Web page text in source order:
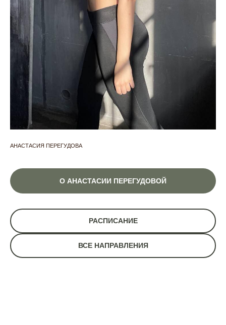
АНАСТАСИЯ ПЕРЕГУДОВА
О АНАСТАСИИ ПЕРЕГУДОВОЙ
РАСПИСАНИЕ
ВСЕ НАПРАВЛЕНИЯ